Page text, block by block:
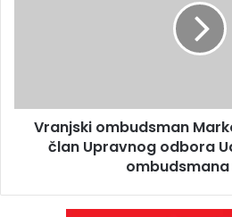
Vranjski ombudsman
član Upravnog odbora
ombudsmana